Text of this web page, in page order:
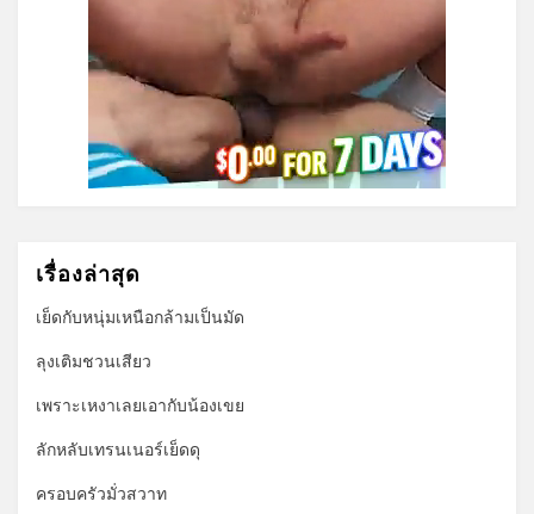
เรื่องล่าสุด
เย็ดกับหนุ่มเหนือกล้ามเป็นมัด
ลุงเติมชวนเสียว
เพราะเหงาเลยเอากับน้องเขย
ลักหลับเทรนเนอร์เย็ดดุ
ครอบครัวมั่วสวาท